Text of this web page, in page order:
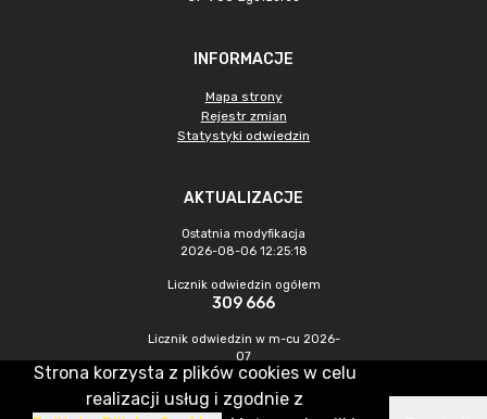
INFORMACJE
Mapa strony
Rejestr zmian
Statystyki odwiedzin
AKTUALIZACJE
Ostatnia modyfikacja
2026-08-06 12:25:18
Licznik odwiedzin ogółem
309 666
Licznik odwiedzin w m-cu 2026-
07
364
Strona korzysta z plików cookies w celu
realizacji usług i zgodnie z